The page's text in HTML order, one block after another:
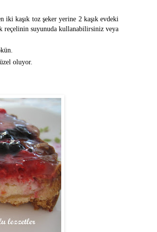
iki kaşık toz şeker yerine 2 kaşık evdeki
reçelinin suyunuda kullanabilirsiniz veya
oluyor.